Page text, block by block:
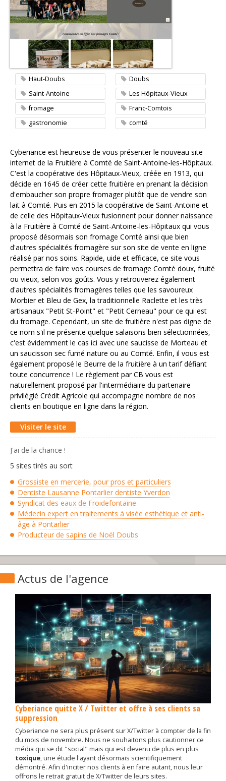
Contacter l'agence
Haut-Doubs
Doubs
Saint-Antoine
Les Hôpitaux-Vieux
fromage
Franc-Comtois
gastronomie
comté
Cyberiance est heureuse de vous présenter le nouveau site
internet de la Fruitière à Comté de Saint-Antoine-les-Hôpitaux.
C'est la coopérative des Hôpitaux-Vieux, créée en 1913, qui
décide en 1645 de créer cette fruitière en prenant la décision
d'embaucher son propre fromager plutôt que de vendre son
lait à Comté. Puis en 2015 la coopérative de Saint-Antoine et
de celle des Hôpitaux-Vieux fusionnent pour donner naissance
à la Fruitière à Comté de Saint-Antoine-les-Hôpitaux qui vous
proposé désormais son fromage Comté ainsi que bien
d'autres spécialités fromagère sur son site de vente en ligne
réalisé par nos soins. Rapide, fluide et efficace, ce site vous
permettra de faire vos courses de fromage Comté doux, fruité
ou vieux, selon vos goûts. Vous y retrouverez également
d'autres spécialités fromagères telles que les savoureux
Morbier et Bleu de Gex, la traditionnelle Raclette et les très
artisanaux "Petit St-Point" et "Petit Cerneau" pour ce qui est
du fromage. Cependant, un site de fruitière n'est pas digne de
ce nom s'il ne présente quelque salaisons bien sélectionnées,
c'est évidemment le cas ici avec une saucisse de Morteau et
un saucisson sec fumé nature ou au Comté. Enfin, il vous est
également proposé le Beurre de la fruitière à un tarif défiant
toute concurrence ! Le règlement par CB vous est
naturellement proposé par l'intermédiaire du partenaire
privilégié Crédit Agricole qui accompagne nombre de nos
clients en boutique en ligne dans la région.
Visiter le site
J'ai de la chance !
5 sites tirés au sort
Grossiste en mercerie, pour pros et particuliers
Dentiste Lausanne Pontarlier dentiste Yverdon
Syndicat des eaux de Froidefontaine
Médecin expert en traitements à visée esthétique et anti-
âge à Pontarlier
Producteur de sapins de Noël Doubs
Actus de l'agence
Cyberiance quitte X / Twitter et offre à ses clients sa
suppression
Cyberiance ne sera plus présent sur X/Twitter à compter de la fin
du mois de novembre. Nous ne souhaitons plus cautionner ce
média qui se dit "social" mais qui est devenu de plus en plus
toxique, une étude l'ayant désormais scientifiquement
démontré. Afin d'inciter nos clients à en faire autant, nous leur
offrons le retrait gratuit de X/Twitter de leurs sites.